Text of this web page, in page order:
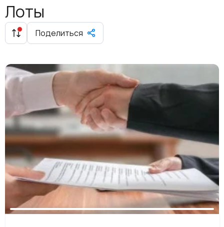
Лоты
Поделиться